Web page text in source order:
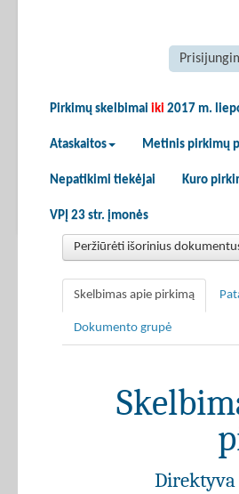
Pirkimų skelbimai iki 2017 m.
Ataskaitos Metinis pirkimų
Nepatikimi tiekėjai Kuro
VPĮ 23 str. įmonės
Peržiūrėti išorinius
Skelbimas apie pirkimą
Dokumento grupė
Direktyva